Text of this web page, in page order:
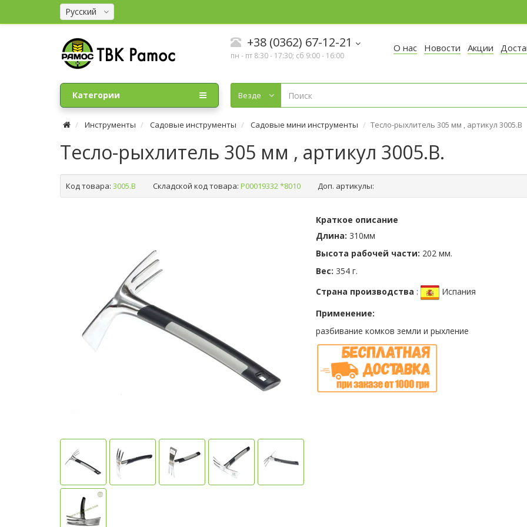
Русский
+38 (0362) 67-12-21
пн - пт 8:30 - 17:30; сб 9:00 - 16:00
О нас Новости Акции
Везде
Категории
Инструменты Садовые инструменты Садовые мини инструменты Тесло-рыхлитель 305 мм , артикул 3005.B
Тесло-рыхлитель 305 мм , артикул 3005.B.
Код товара: 3005.B Складской код товара: Р00019332 *8010 Доп. артикулы:
Краткое описание
Длина: 310мм
Высота рабочей части: 202 мм.
Вес: 354 г.
Страна производства :
Испания
Применение:
разбивание комков земли и рыхление